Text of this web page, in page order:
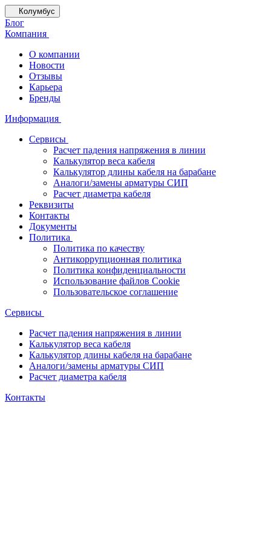
Колумбус
Блог
Компания
О компании
Новости
Отзывы
Карьера
Бренды
Информация
Сервисы
Расчет падения напряжения в линии
Калькулятор веса кабеля
Калькулятор длины кабеля на барабане
Аналоги/замены арматуры СИП
Расчет диаметра кабеля
Реквизиты
Контакты
Документы
Политика
Политика по качеству
Антикоррупционная политика
Политика конфиденциальности
Использование файлов Cookie
Пользовательское соглашение
Сервисы
Расчет падения напряжения в линии
Калькулятор веса кабеля
Калькулятор длины кабеля на барабане
Аналоги/замены арматуры СИП
Расчет диаметра кабеля
Контакты